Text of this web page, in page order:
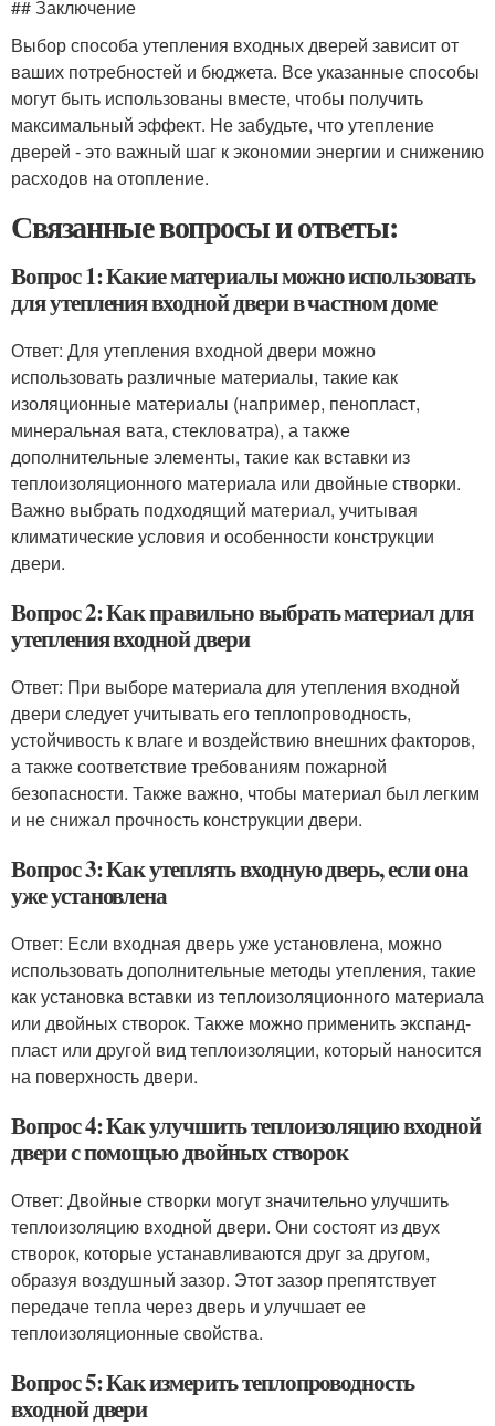
## Заключение
Выбор способа утепления входных дверей зависит от
ваших потребностей и бюджета. Все указанные способы
могут быть использованы вместе, чтобы получить
максимальный эффект. Не забудьте, что утепление
дверей - это важный шаг к экономии энергии и снижению
расходов на отопление.
Связанные вопросы и ответы:
Вопрос 1: Какие материалы можно использовать
для утепления входной двери в частном доме
Ответ: Для утепления входной двери можно
использовать различные материалы, такие как
изоляционные материалы (например, пенопласт,
минеральная вата, стекловатра), а также
дополнительные элементы, такие как вставки из
теплоизоляционного материала или двойные створки.
Важно выбрать подходящий материал, учитывая
климатические условия и особенности конструкции
двери.
Вопрос 2: Как правильно выбрать материал для
утепления входной двери
Ответ: При выборе материала для утепления входной
двери следует учитывать его теплопроводность,
устойчивость к влаге и воздействию внешних факторов,
а также соответствие требованиям пожарной
безопасности. Также важно, чтобы материал был легким
и не снижал прочность конструкции двери.
Вопрос 3: Как утеплять входную дверь, если она
уже установлена
Ответ: Если входная дверь уже установлена, можно
использовать дополнительные методы утепления, такие
как установка вставки из теплоизоляционного материала
или двойных створок. Также можно применить экспанд-
пласт или другой вид теплоизоляции, который наносится
на поверхность двери.
Вопрос 4: Как улучшить теплоизоляцию входной
двери с помощью двойных створок
Ответ: Двойные створки могут значительно улучшить
теплоизоляцию входной двери. Они состоят из двух
створок, которые устанавливаются друг за другом,
образуя воздушный зазор. Этот зазор препятствует
передаче тепла через дверь и улучшает ее
теплоизоляционные свойства.
Вопрос 5: Как измерить теплопроводность
входной двери